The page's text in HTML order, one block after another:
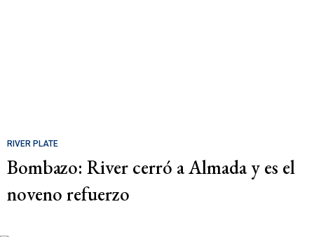
RIVER PLATE
Bombazo: River cerró a Almada y es el
noveno refuerzo